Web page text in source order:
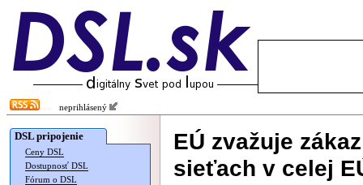
neprihlásený
DSL pripojenie
Ceny DSL
Dostupnosť DSL
Fórum o DSL
EÚ zvažuje
sieťach v celej